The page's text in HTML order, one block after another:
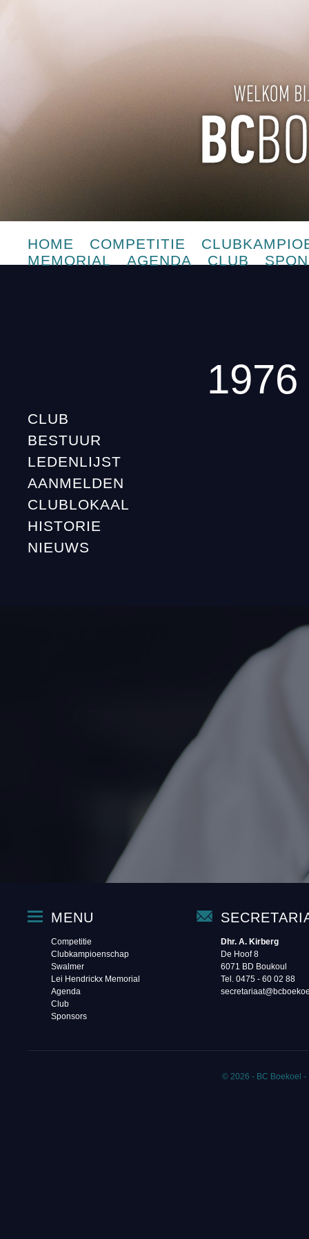
HOME COMPETITIE
MEMORIAL
AGENDA CLUB
CLUB
BESTUUR
LEDENLIJST
AANMELDEN
CLUBLOKAAL
HISTORIE
NIEUWS
1976
MENU
Competitie
Clubkampioenschap
Swalmer
Lei Hendrickx Memorial
Agenda
Club
Sponsors
Dhr. A. Kirberg
De Hoof 8
6071 BD Boukoul
Tel. 0475 - 60 02 88‬
© 2026 - BC Boekoel